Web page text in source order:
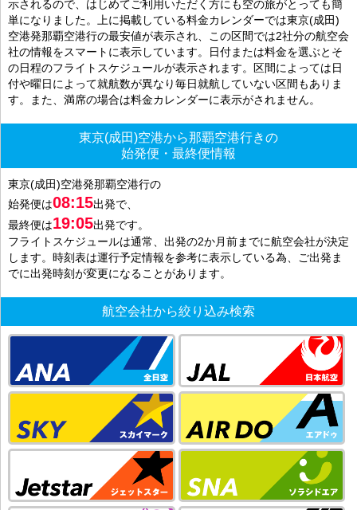
示されるので、はじめてご利用いただく方にも空の旅がとっても簡
単になりました。上に掲載している料金カレンダーでは東京(成田)
空港発那覇空港行の最安値が表示され、この区間では2社分の航空会
社の情報をスマートに表示しています。日付または料金を選ぶとそ
の日程のフライトスケジュールが表示されます。区間によっては日
付や曜日によって就航数が異なり毎日就航していない区間もありま
す。また、満席の場合は料金カレンダーに表示がされません。
東京(成田)空港から那覇空港行きの
始発便・最終便情報
東京(成田)空港発那覇空港行の
始発便は08:15出発で、
最終便は19:05出発です。
フライトスケジュールは通常、出発の2か月前までに航空会社が決定
します。時刻表は運行予定情報を参考に表示している為、ご出発ま
でに出発時刻が変更になることがあります。
航空会社から絞り込み検索